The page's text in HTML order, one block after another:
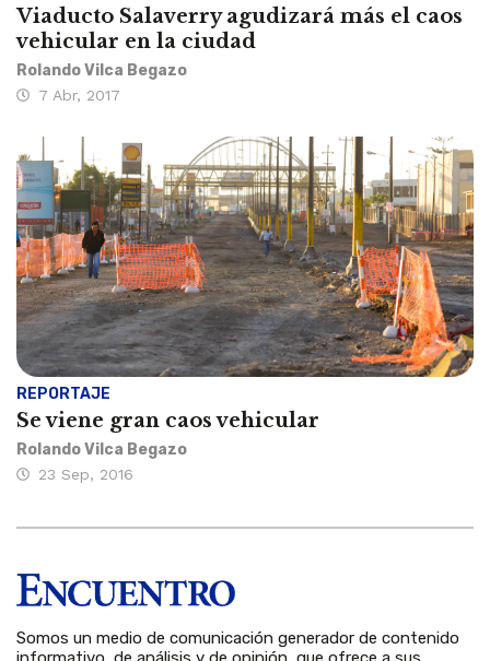
Viaducto Salaverry agudizará más el caos
vehicular en la ciudad
Rolando Vilca Begazo
7 Abr, 2017
REPORTAJE
Se viene gran caos vehicular
Rolando Vilca Begazo
23 Sep, 2016
Somos un medio de comunicación generador de contenido